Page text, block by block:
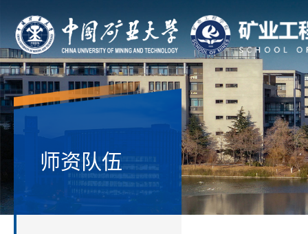
师资队伍